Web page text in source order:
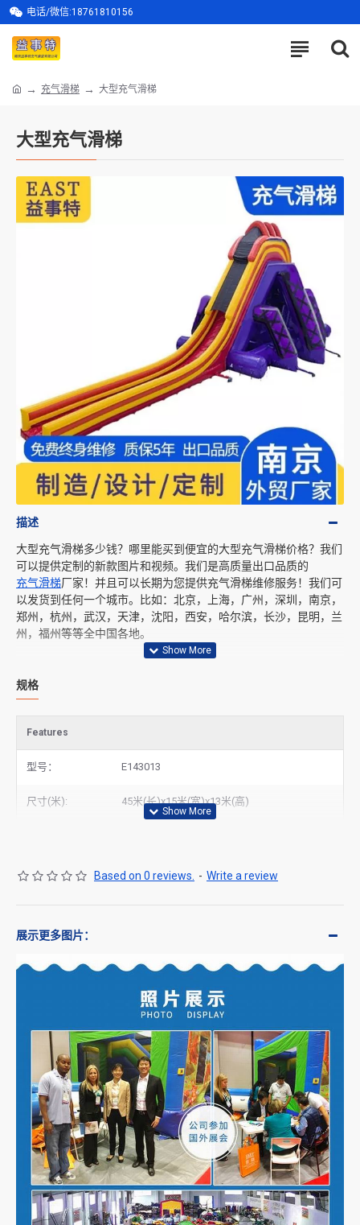
电话/微信:18761810156
充气滑梯 大型充气滑梯
大型充气滑梯
描述
大型充气滑梯多少钱？哪里能买到便宜的大型充气滑梯价格？我们
可以提供定制的新款图片和视频。我们是高质量出口品质的
充气滑梯厂家！并且可以长期为您提供充气滑梯维修服务！我们可
以发货到任何一个城市。比如：北京，上海，广州，深圳，南京，
郑州，杭州，武汉，天津，沈阳，西安，哈尔滨，长沙，昆明，兰
州，福州等等全中国各地。
规格
Features
型号： E143013
尺寸(米): 45米(长)x15米(宽)x13米(高)
Based on 0 reviews. - Write a review
展示更多图片：